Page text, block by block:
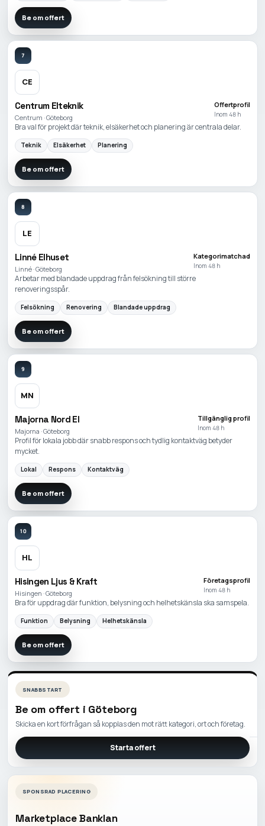
Be om offert
7
CE
Centrum Elteknik
Centrum · Göteborg
Offertprofil
Inom 48 h
Bra val för projekt där teknik, elsäkerhet och planering är centrala delar.
Teknik Elsäkerhet Planering
Be om offert
8
LE
Linné Elhuset
Linné · Göteborg
Kategorimatchad
Inom 48 h
Arbetar med blandade uppdrag från felsökning till större
renoveringsspår.
Felsökning Renovering Blandade uppdrag
Be om offert
9
MN
Majorna Nord El
Majorna · Göteborg
Tillgänglig profil
Inom 48 h
Profil för lokala jobb där snabb respons och tydlig kontaktväg betyder
mycket.
Lokal Respons Kontaktväg
Be om offert
10
HL
Hisingen Ljus & Kraft
Hisingen · Göteborg
Företagsprofil
Inom 48 h
Bra för uppdrag där funktion, belysning och helhetskänsla ska samspela.
Funktion Belysning Helhetskänsla
Be om offert
SNABBSTART
Be om offert i Göteborg
Skicka en kort förfrågan så kopplas den mot rätt kategori, ort och företag.
Starta offert
SPONSRAD PLACERING
Marketplace Banklan